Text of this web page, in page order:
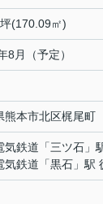
(170.09㎡)
8月（予定）
熊本市北区梶尾町
気鉄道 「三ツ石 」
気鉄道 「黒石 」駅